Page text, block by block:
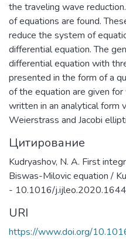
the traveling wave
of equations are found.
reduce the system of
differential equation. The
differential equation with
presented in the form of a
of the equation are given
written in an analytical form
Weierstrass and Jacobi
Цитирование
Kudryashov, N. A. First
Biswas-Milovic equation /
- 10.1016/
URI
https://www.doi.org/